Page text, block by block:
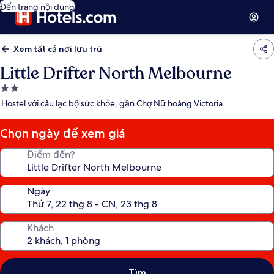
Đến trang nội dung
Xem tất cả nơi lưu trú
Little Drifter North Melbourne
Nơi
lưu
2.0
sao
Hostel với câu lạc bộ sức khỏe, gần Chợ Nữ hoàng Victoria
Chọn ngày để xem giá
Điểm đến?
Ngày
Khách